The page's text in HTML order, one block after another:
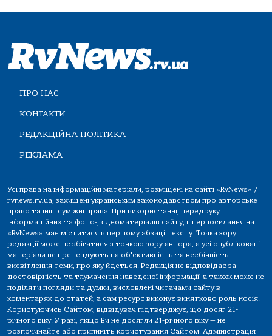
ПРО НАС
КОНТАКТИ
РЕДАКЦІЙНА ПОЛІТИКА
РЕКЛАМА
Усі права на інформаційні матеріали, розміщені на сайті «RvNews» /
rvnews.rv.ua, захищені українським законодавством про авторське
право та інші суміжні права. При використанні, передруку
інформаційних та фото-,відеоматеріалів сайту, гіперпосилання на
«RvNews» має міститися в першому абзаці тексту. Точка зору
редакції може не збігатися з точкою зору автора, а усі опубліковані
матеріали не претендують на об'єктивність та всебічність
висвітлення теми, про яку йдеться. Редакція не відповідає за
достовірність та тлумачення наведеної інформації, а також може не
поділяти погляди та думки, висловлені читачами сайту в
коментарях до статей, а сам ресурс виконує винятково роль носія.
Користуючись Сайтом, відвідувач підтверджує, що досяг 21-
річного віку. У разі, якщо Ви не досягли 21-річного віку — не
розпочинайте або припиніть користування Сайтом. Адміністрація